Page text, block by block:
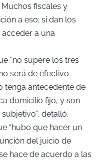
fiscales y
a eso; si dan los
a una
“no supere los tres
será de efectivo
tenga antecedente de
domicilio fijo, y son
detalló.
“hubo que hacer un
del juicio de
hace de acuerdo a las